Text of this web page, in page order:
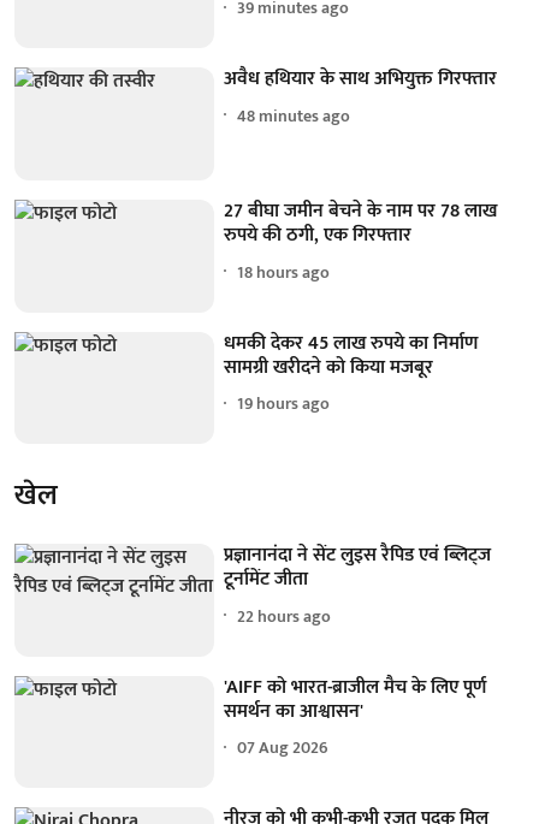
39 minutes ago
अवैध हथियार के साथ अभियुक्त गिरफ्तार
48 minutes ago
27 बीघा जमीन बेचने के नाम पर 78 लाख
रुपये की ठगी, एक गिरफ्तार
18 hours ago
धमकी देकर 45 लाख रुपये का निर्माण
सामग्री खरीदने को किया मजबूर
19 hours ago
खेल
प्रज्ञानानंदा ने सेंट लुइस रैपिड एवं ब्लिट्ज
टूर्नामेंट जीता
22 hours ago
'AIFF को भारत-ब्राजील मैच के लिए पूर्ण
समर्थन का आश्वासन'
07 Aug 2026